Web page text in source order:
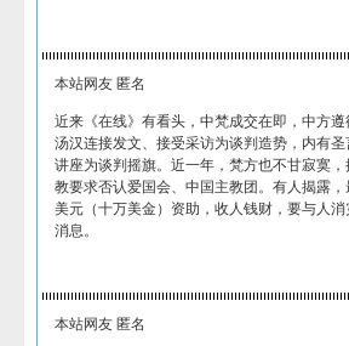
本站网友 匿名
近来《在线》有看头，中梵成交在即，中方
汤汉连接发文、接受采访为谈判造势，内有
讲座为谈判摇旗。近一年，梵方也不甘寂寞
教要求否认爱国会、中国主教团。有人揭露
美元（十万美金）资助，收人钱财，要与人
消息。
本站网友 匿名